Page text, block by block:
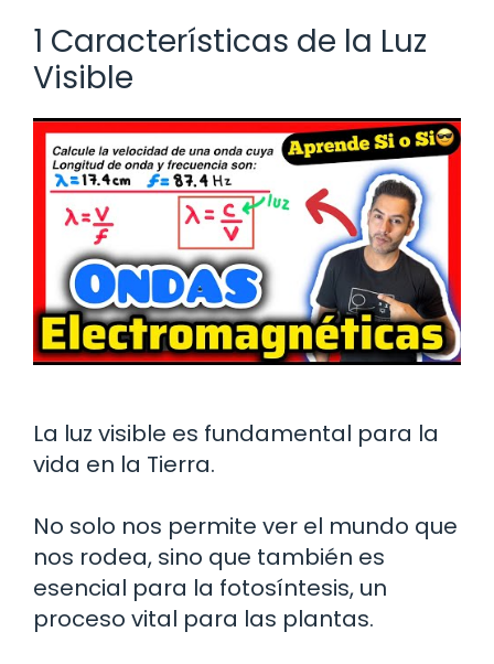
1 Características de la Luz
Visible
La luz visible es fundamental para la
vida en la Tierra.
No solo nos permite ver el mundo que
nos rodea, sino que también es
esencial para la fotosíntesis, un
proceso vital para las plantas.